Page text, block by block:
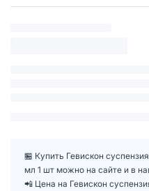
🏪 Купить Гевискон
мл 1 шт можно на сайте и в
📲 Цена на Гевискон